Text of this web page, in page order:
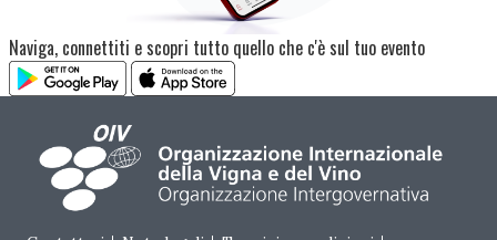
Naviga, connettiti e scopri tutto quello che c'è sul tuo evento